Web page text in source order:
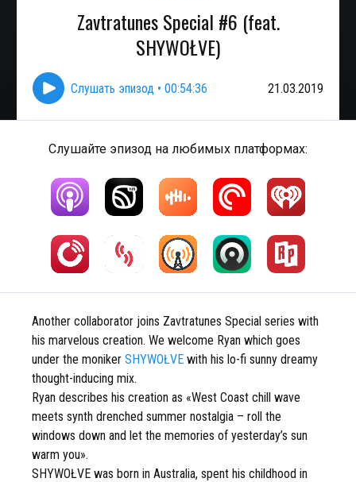
Zavtratunes Special #6 (feat.
SHYWOŁVE)
Слушать эпизод • 00:54:36 21.03.2019
Слушайте эпизод на любимых платформах:
Another collaborator joins Zavtratunes Special series with
his marvelous creation. We welcome Ryan which goes
under the moniker SHYWOŁVE with his lo-fi sunny dreamy
thought-inducing mix.
Ryan describes his creation as «West Coast chill wave
meets synth drenched summer nostalgia – roll the
windows down and let the memories of yesterday’s sun
warm you».
SHYWOŁVE was born in Australia, spent his childhood in